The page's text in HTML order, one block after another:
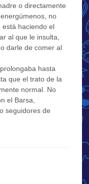
o directamente
no
está haciendo el
al que le insulta,
darle de comer al
hasta
que el trato de la
normal. No
el Barsa,
seguidores de